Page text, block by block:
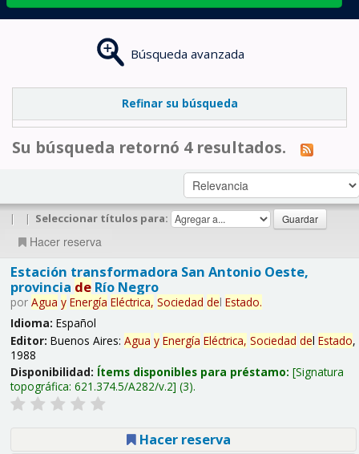
Búsqueda avanzada
Refinar su búsqueda
Su búsqueda retornó 4 resultados.
| | Seleccionar títulos para:
Hacer reserva
Estación transformadora San Antonio Oeste,
provincia deRío Negro
por Agua y Energía Eléctrica, Sociedad del Estado.
Idioma: Español
Editor: Buenos Aires: Agua y Energía Eléctrica, Sociedad del Estado,
1988
Disponibilidad: Ítems disponibles para préstamo: Signatura
topográfica: 621.374.5/A282/v.2 (3).
Hacer reserva